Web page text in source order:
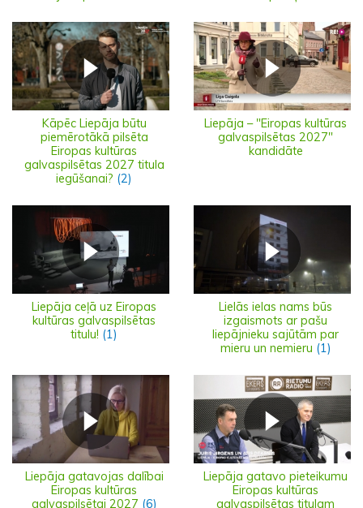
Kāpēc Liepāja būtu
piemērotākā pilsēta
Eiropas kultūras
galvaspilsētas 2027 titula
iegūšanai? (2)
Liepāja – "Eiropas kultūras
galvaspilsētas 2027"
kandidāte
Liepāja ceļā uz Eiropas
kultūras galvaspilsētas
titulu! (1)
Lielās ielas nams būs
izgaismots ar pašu
liepājnieku sajūtām par
mieru un nemieru (1)
Liepāja gatavojas dalībai
Eiropas kultūras
galvaspilsētai 2027 (6)
Liepāja gatavo pieteikumu
Eiropas kultūras
galvaspilsētas titulam